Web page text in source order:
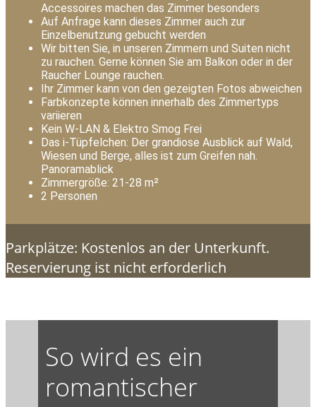
Accessoires machen das Zimmer besonders
Auf Anfrage kann dieses Zimmer auch zur
Einzelbenutzung gebucht werden
Wir bitten Sie, in unseren Zimmern und Suiten nicht
zu rauchen. Gerne können Sie am Balkon oder in der
Raucher Lounge rauchen.
Ihr Zimmer kann von den gezeigten Fotos abweichen
Farbkonzepte können innerhalb des Zimmertyps
variieren
Kein W-LAN & Elektro Smog Frei
Das i-Tüpfelchen: Der grandiose Ausblick auf Wald,
Wiesen und Berge, alles ist zum Greifen nah.
Panoramablick
Zimmergröße: 21-28 m²
2 Personen
Parkplätze: Kostenlos an der Unterkunft.
Reservierung ist nicht erforderlich
So wird es ein
romantischer